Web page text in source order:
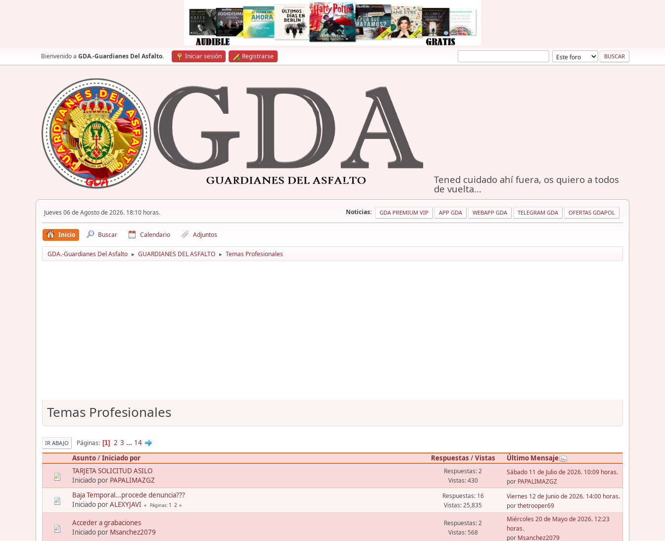
Bienvenido a GDA.-Guardianes Del Asfalto. Iniciar sesión Registrarse
Tened cuidado ahí fuera, os quiero a todos
de vuelta...
Jueves 06 de Agosto de 2026. 18:10 horas. Noticias: GDA PREMIUM VIP APP GDA WEBAPP GDA TELEGRAM GDA OFERTAS GDAPOL
Inicio Buscar Calendario Adjuntos
GDA.-Guardianes Del Asfalto ► GUARDIANES DEL ASFALTO ► Temas Profesionales
Temas Profesionales
IR ABAJO Páginas 1 2 3 ... 14
Asunto/Iniciado por Respuestas /Vistas
Último Mensaje
TARJETA SOLICITUD ASILO
Iniciado por PAPALIMAZGZ
Respuestas: 2
Vistas: 430
Sábado 11 de Julio de 2026. 10:09 horas.
por PAPALIMAZGZ
Baja Temporal...procede denuncia???
Iniciado porALEXYJAVI Páginas 1 2
Respuestas: 16
Vistas: 25,835
Viernes 12 de Junio de 2026. 14:00 horas.
porthetrooper69
Acceder a grabaciones
Iniciado por Msanchez2079
Respuestas: 2
Vistas: 568
Miércoles 20 de Mayo de 2026. 12:23
horas.
por Msanchez2079